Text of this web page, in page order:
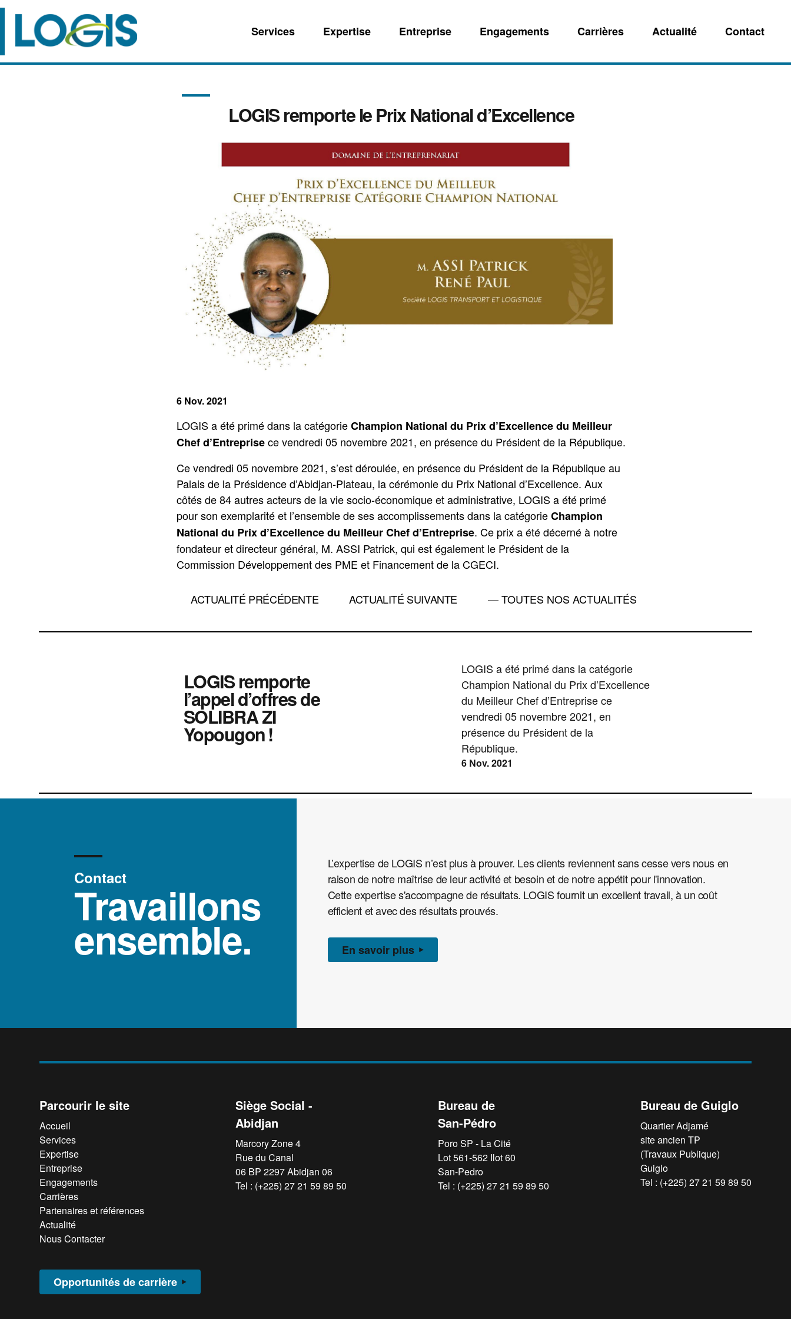
Services Expertise Entreprise Engagements Carrières Actualité Contact
LOGIS remporte le Prix National d’Excellence
6 Nov. 2021
LOGIS a été primé dans la catégorieChampion National du Prix d’Excellence du Meilleur
Chef d’Entreprisece vendredi 05 novembre 2021, en présence du Président de la République.
Ce vendredi 05 novembre 2021, s’est déroulée, en présence du Président de la République au
Palais de la Présidence d’Abidjan-Plateau, la cérémonie du Prix National d’Excellence. Aux
côtés de 84 autres acteurs de la vie socio-économique et administrative, LOGIS a été primé
pour son exemplarité et l’ensemble de ses accomplissements dans la catégorieChampion
National du Prix d’Excellence du Meilleur Chef d’Entreprise. Ce prix a été décerné à notre
fondateur et directeur général, M. ASSI Patrick, qui est également le Président de la
Commission Développement des PME et Financement de la CGECI.
ACTUALITÉ PRÉCÉDENTE ACTUALITÉ SUIVANTE — TOUTES NOS ACTUALITÉS
LOGIS remporte
l’appel d’offres de
SOLIBRA ZI
Yopougon !
LOGIS a été primé dans la catégorie
Champion National du Prix d’Excellence
du Meilleur Chef d’Entreprise ce
vendredi 05 novembre 2021, en
présence du Président de la
République.
6 Nov. 2021
Contact
Travaillons
ensemble.
L’expertise de LOGIS n’est plus à prouver. Les clients reviennent sans cesse vers nous en
raison de notre maîtrise de leur activité et besoin et de notre appétit pour l'innovation.
Cette expertise s'accompagne de résultats. LOGIS fournit un excellent travail, à un coût
efficient et avec des résultats prouvés.
En savoir plus
Parcourir le site
Accueil
Services
Expertise
Entreprise
Engagements
Carrières
Partenaires et références
Actualité
Nous Contacter
Siège Social -
Abidjan
Marcory Zone 4
Rue du Canal
06 BP 2297 Abidjan 06
Tel : (+225) 27 21 59 89 50
Bureau de
San-Pédro
Poro SP - La Cité
Lot 561-562 Ilot 60
San-Pedro
Tel : (+225) 27 21 59 89 50
Bureau de Guiglo
Quartier Adjamé
site ancien TP
(Travaux Publique)
Guiglo
Tel : (+225) 27 21 59 89 50
Opportunités de carrière